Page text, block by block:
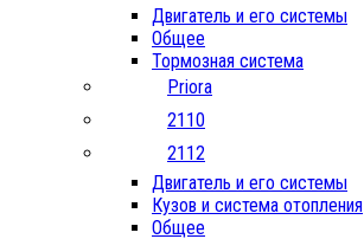
Двигатель и его системы
Общее
Тормозная система
Priora
2110
2112
Двигатель и его системы
Кузов и система отопления
Общее